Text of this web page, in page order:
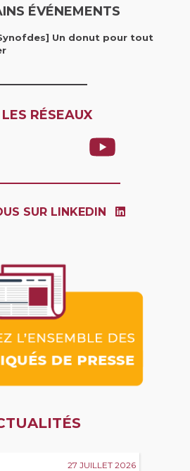
ÉVÉNEMENTS
Un donut pour tout
LES RÉSEAUX
SUR LINKEDIN
27 JUILLET 2026